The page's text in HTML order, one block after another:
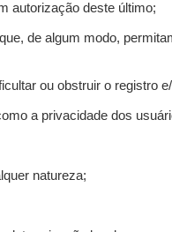
autorização deste último;
de algum modo,
ou obstruir o registro
a privacidade dos
natureza;